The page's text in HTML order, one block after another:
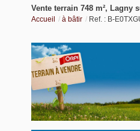
Vente terrain 748 m², Lagny
Accueil à bâtir Ref. : B-